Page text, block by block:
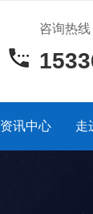
咨询热线
资讯中心 走